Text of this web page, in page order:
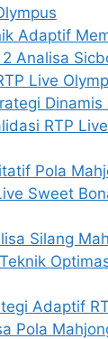
Adaptif
Analisa
Live
RTP
Pola
Sweet
Silang
Adaptif
Pola